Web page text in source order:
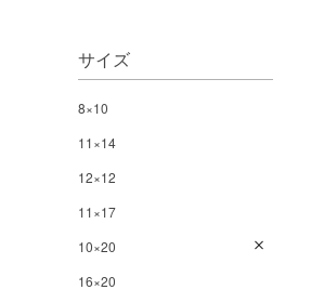
サイズ
8×10
11×14
12×12
11×17
10×20
16×20